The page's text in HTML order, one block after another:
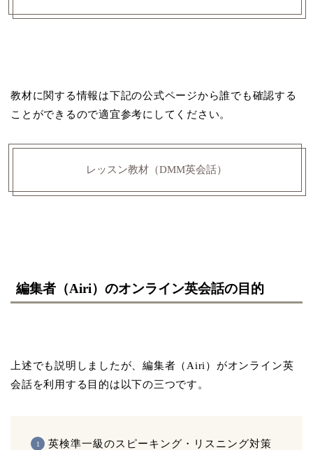
教材に関する情報は下記の公式ページから誰でも確認する
ことができるので適宜参考にしてください。
レッスン教材（DMM英会話）
編集者（Airi）のオンライン英会話の目的
上述でも説明しましたが、編集者（Airi）がオンライン英
会話を利用する目的は以下の三つです。
英検準一級のスピーキング・リスニング対策